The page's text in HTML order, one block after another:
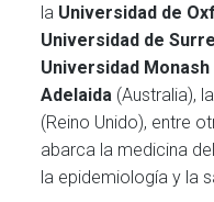
la Universidad de
Universidad de
Universidad Monash
Adelaida (Australia), la
(Reino Unido), entre
abarca la medicina
la epidemiología y la